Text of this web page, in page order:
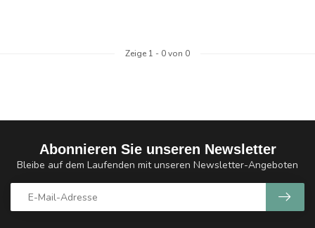
Zeige 1 - 0von 0
Abonnieren Sie unseren Newsletter
Bleibe auf dem Laufenden mit unseren Newsletter-Angeboten